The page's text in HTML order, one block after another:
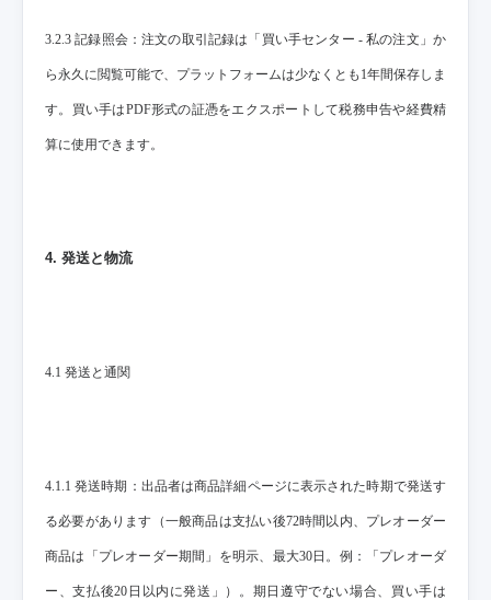
3.2.3 記録照会：注文の取引記録は「買い手センター - 私の注文」か
ら永久に閲覧可能で、プラットフォームは少なくとも1年間保存しま
す。買い手はPDF形式の証憑をエクスポートして税務申告や経費精
算に使用できます。
4. 発送と物流
4.1 発送と通関
4.1.1 発送時期：出品者は商品詳細ページに表示された時期で発送す
る必要があります（一般商品は支払い後72時間以内、プレオーダー
商品は「プレオーダー期間」を明示、最大30日。例：「プレオーダ
ー、支払後20日以内に発送」）。期日遵守でない場合、買い手は